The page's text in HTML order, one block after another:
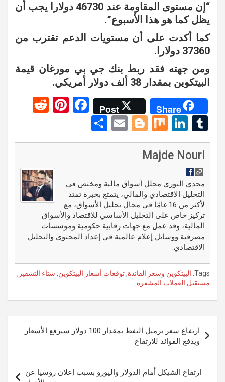
“إن مستوى المقاومة عند 46730 دولارا يجب أن
يظل كما هو هذا الأسبوع”.
كما أكدت على أن مستويات الدعم تقترب من
37360 دولارا.
ومن جهته فقد ربط بنك جي بي مورغان قيمة
البيتكوين بمقدار 38 ألف دولار أمريكي.
Share
Post
F
ce
o
k
Pi
er
t
d
t
T
u
m
bl
r
Li
n
ke
n
M
ix
Bl
o
er
E
m
h
Majde Nouri
مجدي النوري محلل أسواق مالية ومختص في
التحليل الاقتصادي والمالي، يتمتع بخبرة تمتد
لأكثر من 16 عامًا في مجال تحليل الأسواق، مع
تركيز خاص على التحليل الأساسي للاقتصاد والأسواق
المالية، وقد عمل مع جهات رقابية حكومية ومؤسسات
مصرفية ووسائل إعلام عالمية في إعداد المحتوى والتحليل
الاقتصادي.
Tags: البيتكوين وسعر الفائدة,توقعات أسعار البيتكوين, شتاء التشفير ,
مستقبل العملات المشفرة
المقالات
ارتفاع سعر برميل النفط بمقدار 100 دولار سيرفع الأسعار
ويدفع الفوائد للارتفاع
ارتفاع الشيكل أمام الدولار واليورو بسبب إعلان روسيا عن